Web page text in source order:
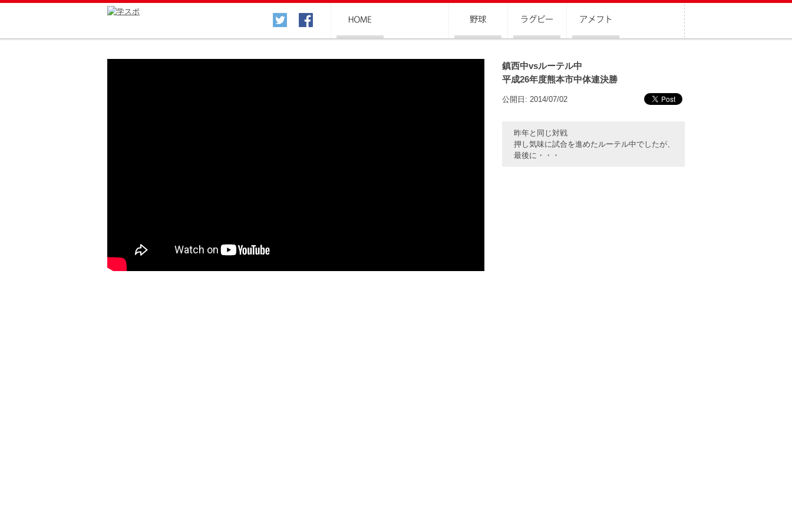
鎮西中vsルーテル中
平成26年度熊本市中体連決勝
公開日: 2014/07/02
昨年と同じ対戦
押し気味に試合を進めたルーテル中でしたが、
最後に・・・